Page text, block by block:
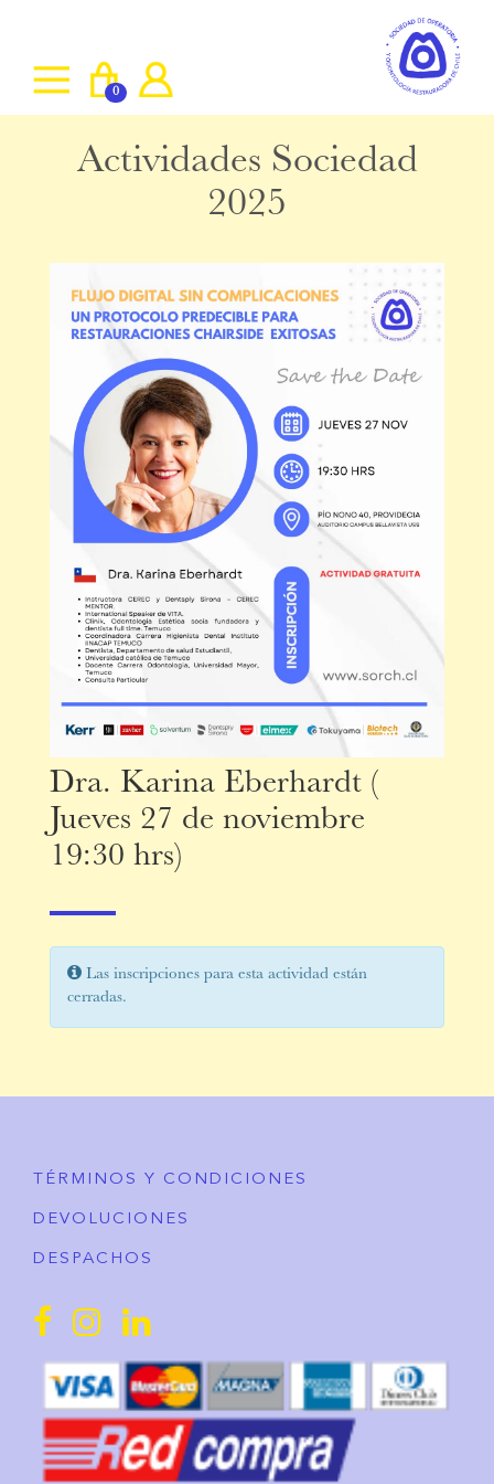
0
Actividades Sociedad
2025
Dra. Karina Eberhardt (
Jueves 27 de noviembre
19:30 hrs)
Las inscripciones para esta actividad están
cerradas.
TÉRMINOS Y CONDICIONES
DEVOLUCIONES
DESPACHOS